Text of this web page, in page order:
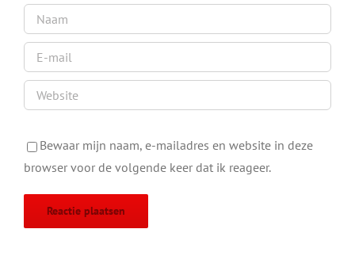
Bewaar mijn naam, e-mailadres en website in deze
browser voor de volgende keer dat ik reageer.